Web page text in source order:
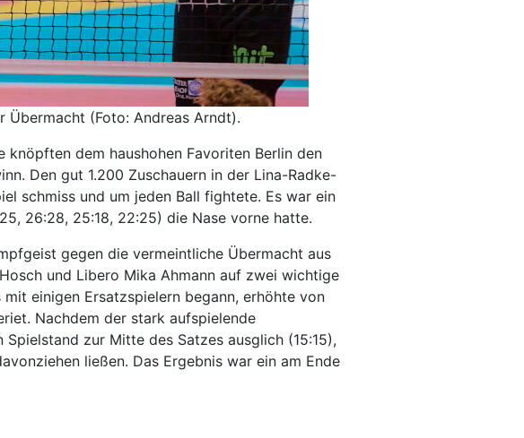
Übermacht (Foto: Andreas Arndt).
knöpften dem haushohen Favoriten Berlin den
Den gut 1.200 Zuschauern in der Lina-Radke-
schmiss und um jeden Ball fightete. Es war ein
26:28, 25:18, 22:25) die Nase vorne hatte.
gegen die vermeintliche Übermacht aus
und Libero Mika Ahmann auf zwei wichtige
einigen Ersatzspielern begann, erhöhte von
Nachdem der stark aufspielende
zur Mitte des Satzes ausglich (15:15),
ließen. Das Ergebnis war ein am Ende